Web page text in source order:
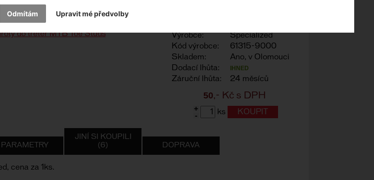
Odmítám Upravit mé předvolby
DO TRETER MTB TOE STUDS
Výrobce:
Specialized
Kód výrobce:
61315-9000
Skladem:
Ano, v Olomouci
Dodací lhůta:
IHNED
Záruční lhůta: 24 měsíců
50,- Kč s DPH
+
-
ks
PARAMETRY
JINÍ SI KOUPILI
(6)
DOPRAVA
cena za 1ks.